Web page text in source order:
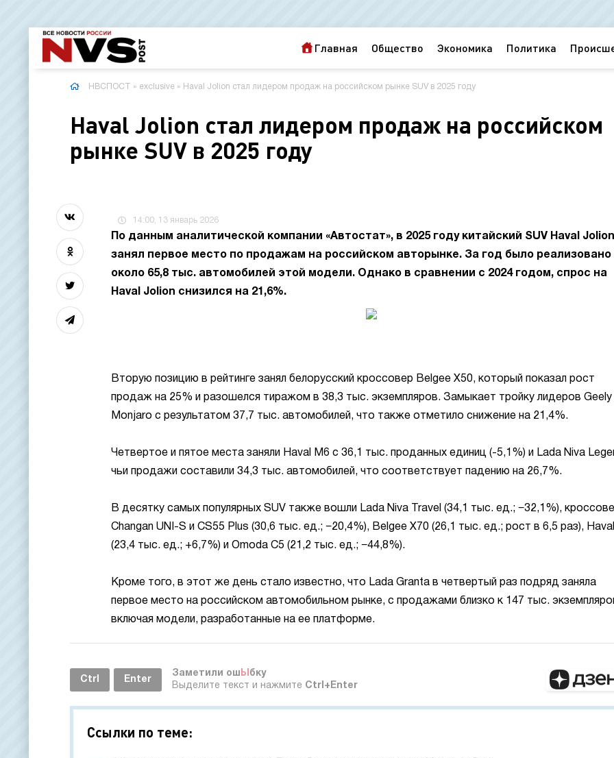
Главная Общество Экономика Политика
НВСПОСТ » exclusive » Haval Jolion стал лидером продаж на российском рынке SUV в 2025 году
Haval Jolion стал лидером продаж на российском
рынке SUV в 2025 году
14:00, 13 январь 2026
По данным аналитической компании «Автостат», в 2025 году китайский SUV Haval Jolion
занял первое место по продажам на российском авторынке. За год было реализовано
около 65,8 тыс. автомобилей этой модели. Однако в сравнении с 2024 годом, спрос на
Haval Jolion снизился на 21,6%.
Вторую позицию в рейтинге занял белорусский кроссовер Belgee X50, который показал рост
продаж на 25% и разошелся тиражом в 38,3 тыс. экземпляров. Замыкает тройку лидеров Geely
Monjaro с результатом 37,7 тыс. автомобилей, что также отметило снижение на 21,4%.
Четвертое и пятое места заняли Haval M6 с 36,1 тыс. проданных единиц (-5,1%) и Lada Niva
чьи продажи составили 34,3 тыс. автомобилей, что соответствует падению на 26,7%.
В десятку самых популярных SUV также вошли Lada Niva Travel (34,1 тыс. ед.; −32,1%),
Changan UNI-S и CS55 Plus (30,6 тыс. ед.; −20,4%), Belgee X70 (26,1 тыс. ед.; рост в 6,5 раз),
(23,4 тыс. ед.; +6,7%) и Omoda C5 (21,2 тыс. ед.; −44,8%).
Кроме того, в этот же день стало известно, что Lada Granta в четвертый раз подряд заняла
первое место на российском автомобильном рынке, с продажами близко к 147 тыс.
включая модели, разработанные на ее платформе.
Ctrl Enter
Заметили ош Ы бку
Выделите текст и нажмите Ctrl+Enter
Ссылки по теме: